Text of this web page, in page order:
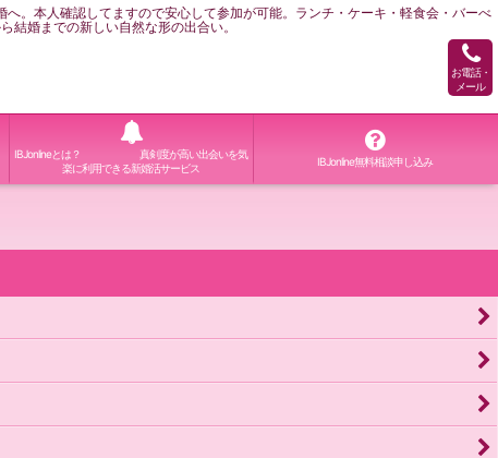
。本人確認してますので安心して参加が可能。ランチ・ケーキ・軽食会・バーべ
結婚までの新しい自然な形の出合い。
お電話・
メール
IBJonlineとは？ 真剣度が高い出会いを気
楽に利用できる新婚活サービス
IBJonline無料相談申し込み